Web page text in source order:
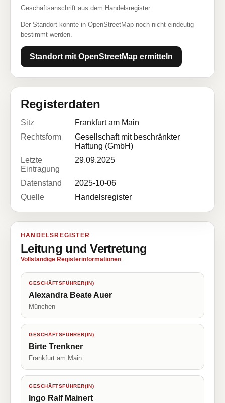
Geschäftsanschrift aus dem Handelsregister
Der Standort konnte in OpenStreetMap noch nicht eindeutig
bestimmt werden.
Standort mit OpenStreetMap ermitteln
Registerdaten
Sitz
Frankfurt am Main
Rechtsform
Gesellschaft mit beschränkter
Haftung (GmbH)
Letzte
Eintragung
29.09.2025
Datenstand
2025-10-06
Quelle
Handelsregister
HANDELSREGISTER
Leitung und Vertretung
Vollständige Registerinformationen
GESCHÄFTSFÜHRER(IN)
Alexandra Beate Auer
München
GESCHÄFTSFÜHRER(IN)
Birte Trenkner
Frankfurt am Main
GESCHÄFTSFÜHRER(IN)
Ingo Ralf Mainert